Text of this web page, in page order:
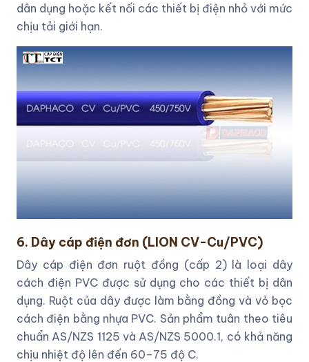
dân dụng hoặc kết nối các thiết bị điện nhỏ với mức
chịu tải giới hạn.
6. Dây cáp điện đơn (LION CV-Cu/PVC)
Dây cáp điện đơn ruột đồng (cấp 2) là loại dây
cách điện PVC được sử dụng cho các thiết bị dân
dụng. Ruột của dây được làm bằng đồng và vỏ bọc
cách điện bằng nhựa PVC. Sản phẩm tuân theo tiêu
chuẩn AS/NZS 1125 và AS/NZS 5000.1, có khả năng
chịu nhiệt độ lên đến 60–75 độ C.